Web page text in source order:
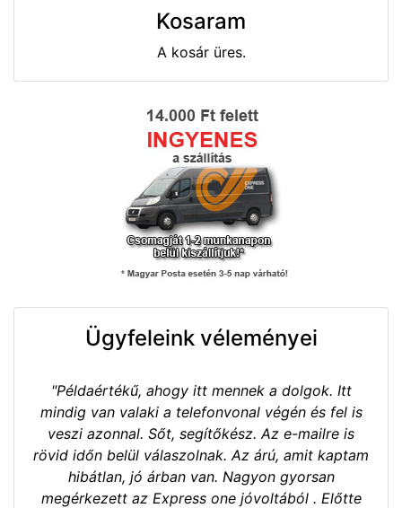
Kosaram
A kosár üres.
Ügyfeleink véleményei
"Példaértékű, ahogy itt mennek a dolgok. Itt
mindig van valaki a telefonvonal végén és fel is
veszi azonnal. Sőt, segítőkész. Az e-mailre is
rövid időn belül válaszolnak. Az árú, amit kaptam
hibátlan, jó árban van. Nagyon gyorsan
megérkezett az Express one jóvoltából . Előtte